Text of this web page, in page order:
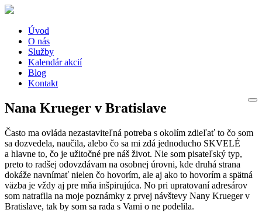
Úvod
O nás
Služby
Kalendár akcií
Blog
Kontakt
Nana Krueger v Bratislave
Často ma ovláda nezastaviteľná potreba s okolím zdieľať to čo som
sa dozvedela, naučila, alebo čo sa mi zdá jednoducho SKVELÉ
a hlavne to, čo je užitočné pre náš život. Nie som pisateľský typ,
preto to radšej odovzdávam na osobnej úrovni, kde druhá strana
dokáže navnímať nielen čo hovorím, ale aj ako to hovorím a spätná
väzba je vždy aj pre mňa inšpirujúca. No pri upratovaní adresárov
som natrafila na moje poznámky z prvej návštevy Nany Krueger v
Bratislave, tak by som sa rada s Vami o ne podelila.